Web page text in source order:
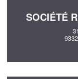
SOCIÉTÉ